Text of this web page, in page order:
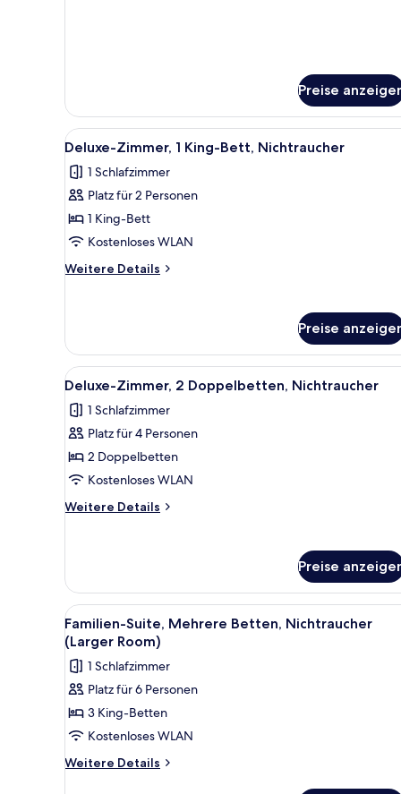
Preise
Alle
Fotos
für
Deluxe-
Zimmer,
1 King-
Bett,
Nichtraucher
Deluxe-Zimmer, 1 King-Bett,
6
Deluxe-Zimmer, 1 King-Bett, Nichtraucher
1 Schlafzimmer
Platz für 2 Personen
1 King-Bett
Kostenloses WLAN
Weitere Details
Weitere
1 King-
Bett,
Nichtraucher
Preise
Alle
Fotos
für
Deluxe-
Zimmer,
2 Doppelbetten,
Nichtraucher
anzeigen
Deluxe-Zimmer, 2
5
Deluxe-Zimmer, 2 Doppelbetten, Nichtraucher
1 Schlafzimmer
Platz für 4 Personen
2 Doppelbetten
Kostenloses WLAN
Weitere Details
Weitere
2 Doppelbetten,
Nichtraucher
Preise
Alle
Fotos
für
Familien-
Suite,
Mehrere
Betten,
Nichtraucher
Familien-Suite, Mehrere
4
Familien-Suite, Mehrere Betten, Nichtraucher
(Larger Room)
1 Schlafzimmer
Platz für 6 Personen
3 King-Betten
Kostenloses WLAN
Weitere Details
Weitere